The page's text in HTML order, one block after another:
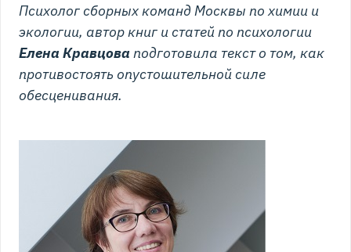
Психолог сборных команд Москвы по химии и
экологии, автор книг и статей по психологии
Елена Кравцоваподготовила текст о том, как
противостоять опустошительной силе
обесценивания.